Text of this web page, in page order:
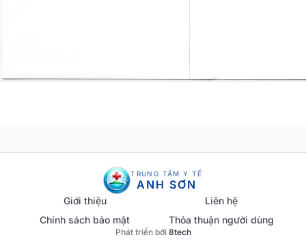
TRUNG TÂM Y TẾ
ANH SƠN
Giới thiệu
Liên hệ
Chính sách bảo mật
Thỏa thuận người dùng
Phát triển bởi 8tech